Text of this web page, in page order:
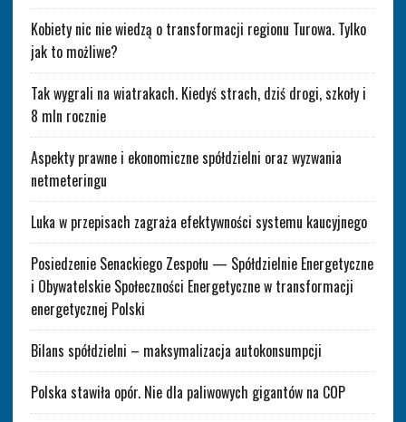
Kobiety nic nie wiedzą o transformacji regionu Turowa. Tylko
jak to możliwe?
Tak wygrali na wiatrakach. Kiedyś strach, dziś drogi, szkoły i
8 mln rocznie
Aspekty prawne i ekonomiczne spółdzielni oraz wyzwania
netmeteringu
Luka w przepisach zagraża efektywności systemu kaucyjnego
Posiedzenie Senackiego Zespołu — Spółdzielnie Energetyczne
i Obywatelskie Społeczności Energetyczne w transformacji
energetycznej Polski
Bilans spółdzielni – maksymalizacja autokonsumpcji
Polska stawiła opór. Nie dla paliwowych gigantów na COP